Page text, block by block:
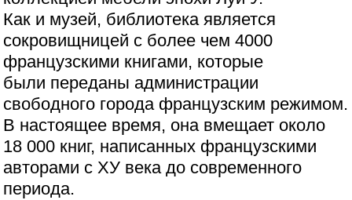
Как и музей, библиотека является
сокровищницей с более чем 4000
французскими книгами, которые
были переданы администрации
свободного города французским режимом.
В настоящее время, она вмещает около
18 000 книг, написанных французскими
авторами с ХУ века до современного
периода.